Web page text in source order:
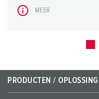
MEER
PRODUCTEN /